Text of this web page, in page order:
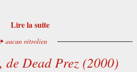
Lire la suite
aucun rétrolien
de Dead Prez (2000)